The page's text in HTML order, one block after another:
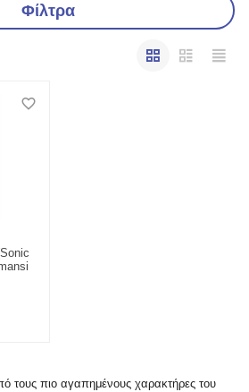
Φίλτρα
τους πιο αγαπημένους χαρακτήρες του